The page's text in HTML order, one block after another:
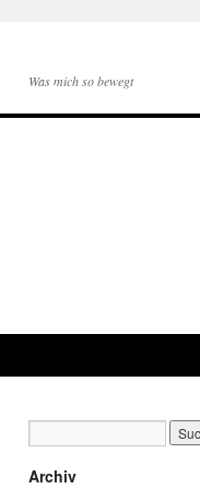
Was mich so bewegt
Archiv